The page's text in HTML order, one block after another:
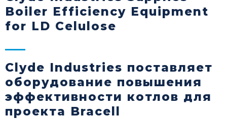
Boiler Efficiency Equipment
for LD Celulose
Clyde Industries поставляет
оборудование повышения
эффективности котлов для
проекта Bracell